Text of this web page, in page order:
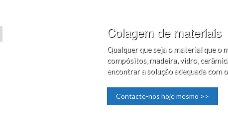
Colagem de materiais
Qualquer que seja o material que o
compósitos, madeira, vidro,
encontrar a solução adequada com
Contacte-nos hoje mesmo >>